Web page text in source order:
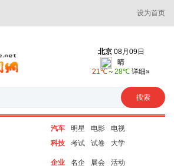
设为首页
汽车 明星 电影
电视
科技
考试 试卷 大学
企业 名企 展会
活动